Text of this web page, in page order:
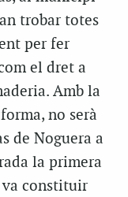
trobar totes
per fer
el dret a
Amb la
no serà
de Noguera a
la primera
va constituir